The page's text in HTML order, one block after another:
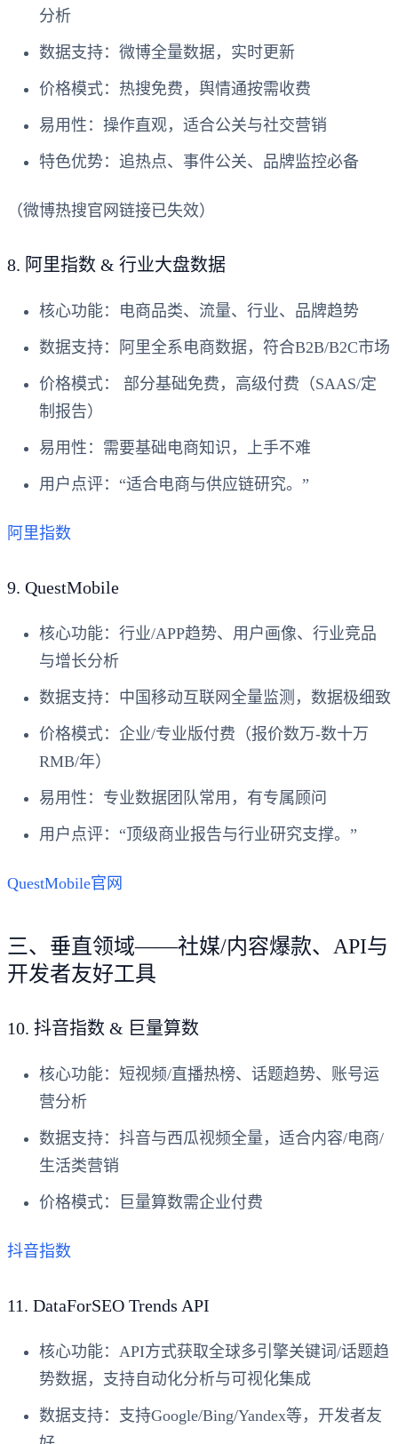
分析
数据支持：微博全量数据，实时更新
价格模式：热搜免费，舆情通按需收费
易用性 ：操作直观，适合公关与社交营销
特色优势：追热点、事件公关、品牌监控必备
（微博热搜官网链接已失效）
8. 阿里指数 & 行业大盘数据
核心功能：电商品类、流量、行业、品牌趋势
数据支持：阿里全系电商数据，符合B2B/B2C市场
价格模式： 部分基础免费，高级付费（SAAS/定
制报告）
易用性 ：需要基础电商知识，上手不难
用户点评：“适合电商与供应链研究。”
阿里指数
9. QuestMobile
核心功能：行业/APP趋势、用户画像、行业竞品
与增长分析
数据支持：中国移动互联网全量监测，数据极细致
价格模式：企业/专业版付费（报价数万-数十万
RMB/年）
易用性 ：专业数据团队常用，有专属顾问
用户点评：“顶级商业报告与行业研究支撑。”
QuestMobile官网
三、垂直领域——社媒/内容爆款、API与
开发者友好工具
10. 抖音指数 & 巨量算数
核心功能：短视频/直播热榜、话题趋势、账号运
营分析
数据支持：抖音与西瓜视频全量，适合内容/电商/
生活类营销
价格模式：巨量算数需企业付费
抖音指数
11. DataForSEO Trends API
核心功能：API方式获取全球多引擎关键词/话题趋
势数据，支持自动化分析与可视化集成
数据支持：支持Google/Bing/Yandex等，开发者友